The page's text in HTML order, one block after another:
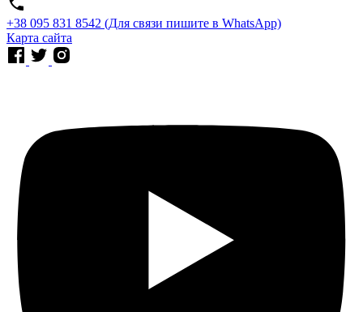
⁨+38 095 831 8542⁩ (Для связи пишите в WhatsApp)
Карта сайта